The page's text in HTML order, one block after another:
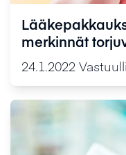
merkinnät
24.1.2022